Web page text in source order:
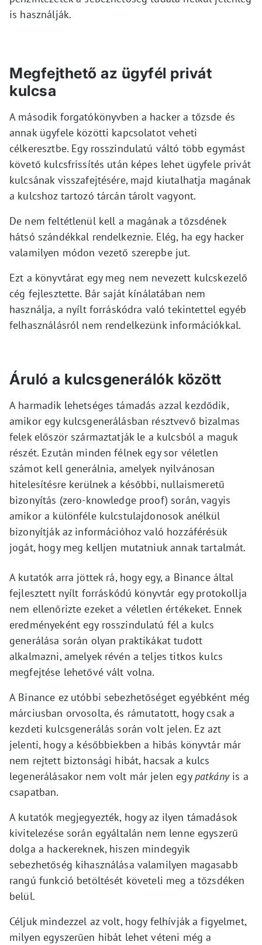
is használják.
Megfejthető az ügyfél privát
kulcsa
A második forgatókönyvben a hacker a tőzsde és
annak ügyfele közötti kapcsolatot veheti
célkeresztbe. Egy rosszindulatú váltó több egymást
követő kulcsfrissítés után képes lehet ügyfele privát
kulcsának visszafejtésére, majd kiutalhatja magának
a kulcshoz tartozó tárcán tárolt vagyont.
De nem feltétlenül kell a magának a tőzsdének
hátsó szándékkal rendelkeznie. Elég, ha egy hacker
valamilyen módon vezető szerepbe jut.
Ezt a könyvtárat egy meg nem nevezett kulcskezelő
cég fejlesztette. Bár saját kínálatában nem
használja, a nyílt forráskódra való tekintettel egyéb
felhasználásról nem rendelkezünk információkkal.
Áruló a kulcsgenerálók között
A harmadik lehetséges támadás azzal kezdődik,
amikor egy kulcsgenerálásban résztvevő bizalmas
felek először származtatják le a kulcsból a maguk
részét. Ezután minden félnek egy sor véletlen
számot kell generálnia, amelyek nyilvánosan
hitelesítésre kerülnek a későbbi, nullaismeretű
bizonyítás (zero-knowledge proof) során, vagyis
amikor a különféle kulcstulajdonosok anélkül
bizonyítják az információhoz való hozzáférésük
jogát, hogy meg kelljen mutatniuk annak tartalmát.
A kutatók arra jöttek rá, hogy egy, a Binance által
fejlesztett nyílt forráskódú könyvtár egy protokollja
nem ellenőrizte ezeket a véletlen értékeket. Ennek
eredményeként egy rosszindulatú fél a kulcs
generálása során olyan praktikákat tudott
alkalmazni, amelyek révén a teljes titkos kulcs
megfejtése lehetővé vált volna.
A Binance ez utóbbi sebezhetőséget egyébként még
márciusban orvosolta, és rámutatott, hogy csak a
kezdeti kulcsgenerálás során volt jelen. Ez azt
jelenti, hogy a későbbiekben a hibás könyvtár már
nem rejtett biztonsági hibát, hacsak a kulcs
legenerálásakor nem volt már jelen egypatkányis a
csapatban.
A kutatók megjegyezték, hogy az ilyen támadások
kivitelezése során egyáltalán nem lenne egyszerű
dolga a hackereknek, hiszen mindegyik
sebezhetőség kihasználása valamilyen magasabb
rangú funkció betöltését követeli meg a tőzsdéken
belül.
Céljuk mindezzel az volt, hogy felhívják a figyelmet,
milyen egyszerűen hibát lehet véteni még a